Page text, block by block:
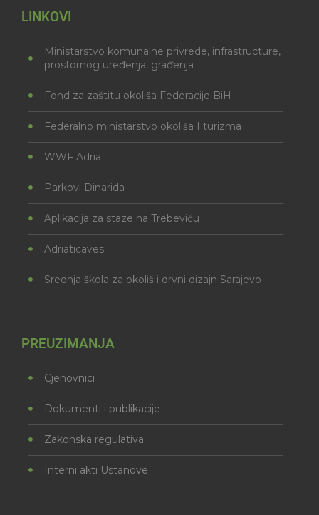
LINKOVI
Ministarstvo komunalne privrede, infrastructure,
prostornog uređenja, građenja
Fond za zaštitu okoliša Federacije BiH
Federalno ministarstvo okoliša I turizma
WWF Adria
Parkovi Dinarida
Aplikacija za staze na Trebeviću
Adriaticaves
Srednja škola za okoliš i drvni dizajn Sarajevo
PREUZIMANJA
Cjenovnici
Dokumenti i publikacije
Zakonska regulativa
Interni akti Ustanove